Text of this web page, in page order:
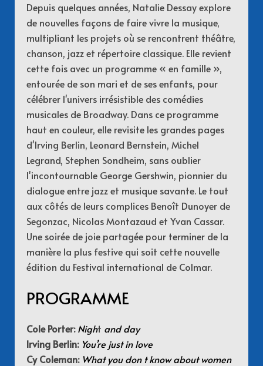
Depuis quelques années, Natalie Dessay explore
de nouvelles façons de faire vivre la musique,
multipliant les projets où se rencontrent théâtre,
chanson, jazz et répertoire classique. Elle revient
cette fois avec un programme « en famille »,
entourée de son mari et de ses enfants, pour
célébrer l'univers irrésistible des comédies
musicales de Broadway. Dans ce programme
haut en couleur, elle revisite les grandes pages
d'Irving Berlin, Leonard Bernstein, Michel
Legrand, Stephen Sondheim, sans oublier
l'incontournable George Gershwin, pionnier du
dialogue entre jazz et musique savante. Le tout
aux côtés de leurs complices Benoît Dunoyer de
Segonzac, Nicolas Montazaud et Yvan Cassar.
Une soirée de joie partagée pour terminer de la
manière la plus festive qui soit cette nouvelle
édition du Festival international de Colmar.
PROGRAMME
Cole Porter: Night and day
Irving Berlin: You’re just in love
Cy Coleman: What you don t know about women